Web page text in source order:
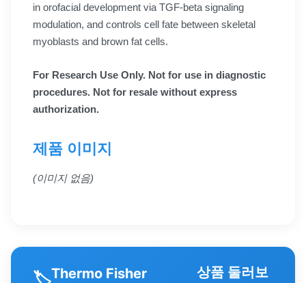
in orofacial development via TGF-beta signaling
modulation, and controls cell fate between skeletal
myoblasts and brown fat cells.
For Research Use Only. Not for use in diagnostic
procedures. Not for resale without express
authorization.
제품 이미지
(이미지 없음)
Thermo Fisher
상품 둘러보